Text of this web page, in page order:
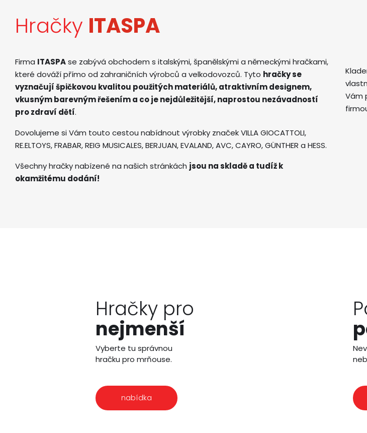
Hračky ITASPA
Firma ITASPAse zabývá obchodem s italskými, španělskými a německými hračkami,
které dováží přímo od zahraničních výrobců a velkodovozců. Tyto hračky se
vyznačují špičkovou kvalitou použitých materiálů, atraktivním designem,
vkusným barevným řešením a co je nejdůležitější, naprostou nezávadností
pro zdraví dětí.
Dovolujeme si Vám touto cestou nabídnout výrobky značek VILLA GIOCATTOLI,
RE.ELTOYS, FRABAR, REIG MUSICALES, BERJUAN, EVALAND, AVC, CAYRO, GÜNTHER a HESS.
Všechny hračky nabízené na našich stránkách jsou na skladě a tudíž k
okamžitému dodání!
Vám
Hračky pro
nejmenší
Vyberte tu správnou
hračku pro mrňouse.
nabídka